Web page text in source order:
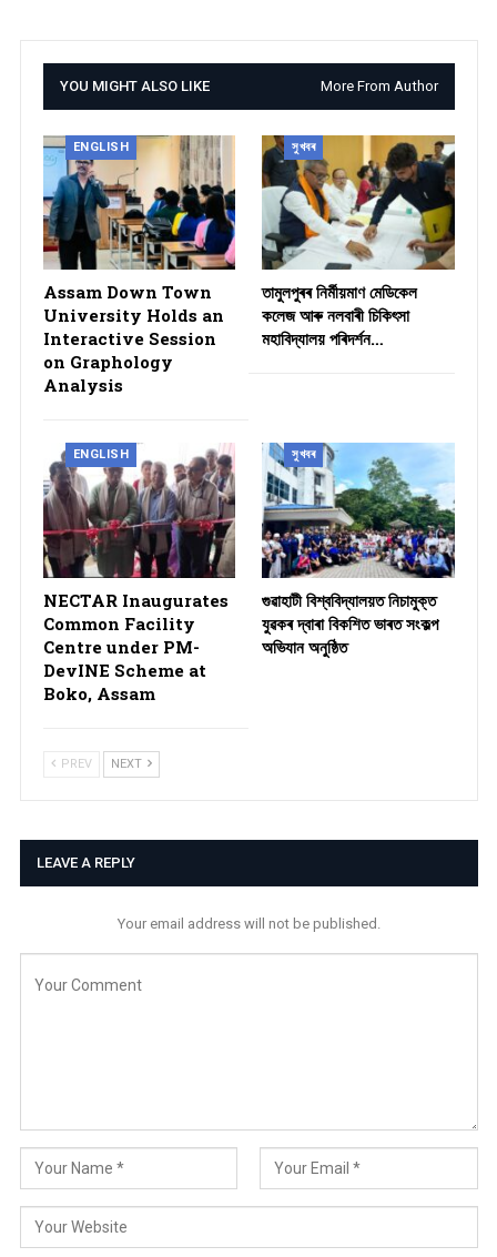
YOU MIGHT ALSO LIKE More From Author
ENGLISH
Assam Down Town
University Holds an
Interactive Session
on Graphology
Analysis
সুখবৰ
তামুলপুৰৰ নিৰ্মীয়মাণ মেডিকেল
কলেজ আৰু নলবাৰী চিকিৎসা
মহাবিদ্যালয় পৰিদৰ্শন…
ENGLISH
NECTAR Inaugurates
Common Facility
Centre under PM-
DevINE Scheme at
Boko, Assam
সুখবৰ
গুৱাহাটী বিশ্ববিদ্যালয়ত নিচামুক্ত
যুৱকৰ দ্বাৰা বিকশিত ভাৰত সংকল্প
অভিযান অনুষ্ঠিত
PREV NEXT
LEAVE A REPLY
Your email address will not be published.